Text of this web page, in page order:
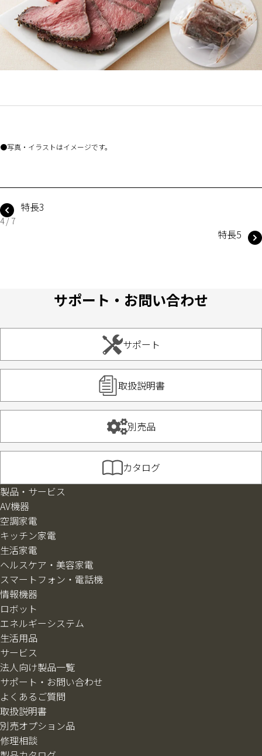
写真・イラストはイメージです。
特長3
4 / 7
特長5
サポート・お問い合わせ
サポート
取扱説明書
別売品
カタログ
製品・サービス
AV機器
空調家電
キッチン家電
生活家電
ヘルスケア・美容家電
スマートフォン・電話機
情報機器
ロボット
エネルギーシステム
生活用品
サービス
法人向け製品一覧
サポート・お問い合わせ
よくあるご質問
取扱説明書
別売オプション品
修理相談